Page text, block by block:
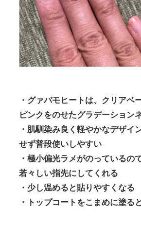
・グァバモヒートは、クリアベ
ピンクをのせたグラデーション
・肌馴染み良く軽やかなデザイ
せず普段使いしやすい
・極小偏光ラメがのっているの
若々しい指先にしてくれる
・少し温めると貼りやすくなる
・トップコートをこまめに塗る